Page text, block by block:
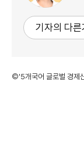
기자의 다른
©'5개국어 글로벌 경제